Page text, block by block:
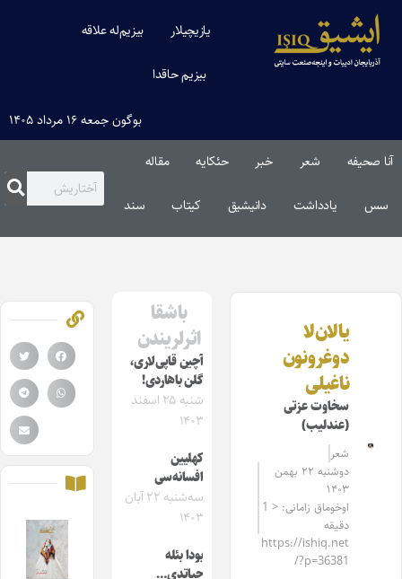
یازیچیلار بیزیم‌له علاقه
بیزیم حاقدا
بوگون جمعه ۱۶ مرداد ۱۴۰۵
آنا صحیفه شعر خبر حئکایه مقاله‌
سس یادداشت دانیشیق کیتاب سند
یالان‌لا
دوغرونون
ناغیلی
سخاوت عزتی
(عندلیب)
شعر
دوشنبه ۲۲ بهمن
۱۴۰۳
اوخوماق زامانی: < 1
دقیقه
https://ishiq.net
/?p=36381
باشقا
اثرلریندن
آچین قاپی‌‌لاری،
گلن باهاردی!
شنبه ۲۵ اسفند
۱۴۰۳
کهلیین
افسانه‌سی
سه‌شنبه ۲۲ آبان
۱۴۰۳
بودا بئله
حیاتدی…